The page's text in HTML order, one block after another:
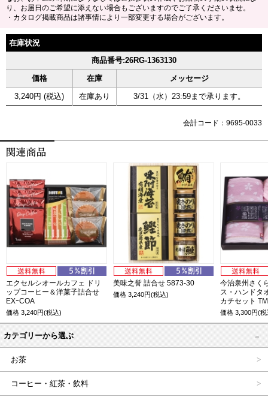
り、お届日のご希望に添えない場合もございますのでご了承くださいませ。
・カタログ掲載商品は諸事情により一部変更する場合がございます。
在庫状況
商品番号:26RG-1363130
価格
在庫
メッセージ
3,240円 (税込)
在庫あり 3/31（水）23:59まで承ります。
会計コード：9695-0033
エクセルシオールカフェ ドリ
ップコーヒー＆洋菓子詰合せ
EXｰCOA
価格 3,240円(税込)
美味之誉 詰合せ 5873-30
価格3,240円(税込)
今治泉州さく
ス・ハンドタ
カチセット
価格3,300円(
カテゴリーから選ぶ
お茶
コーヒー・紅茶・飲料